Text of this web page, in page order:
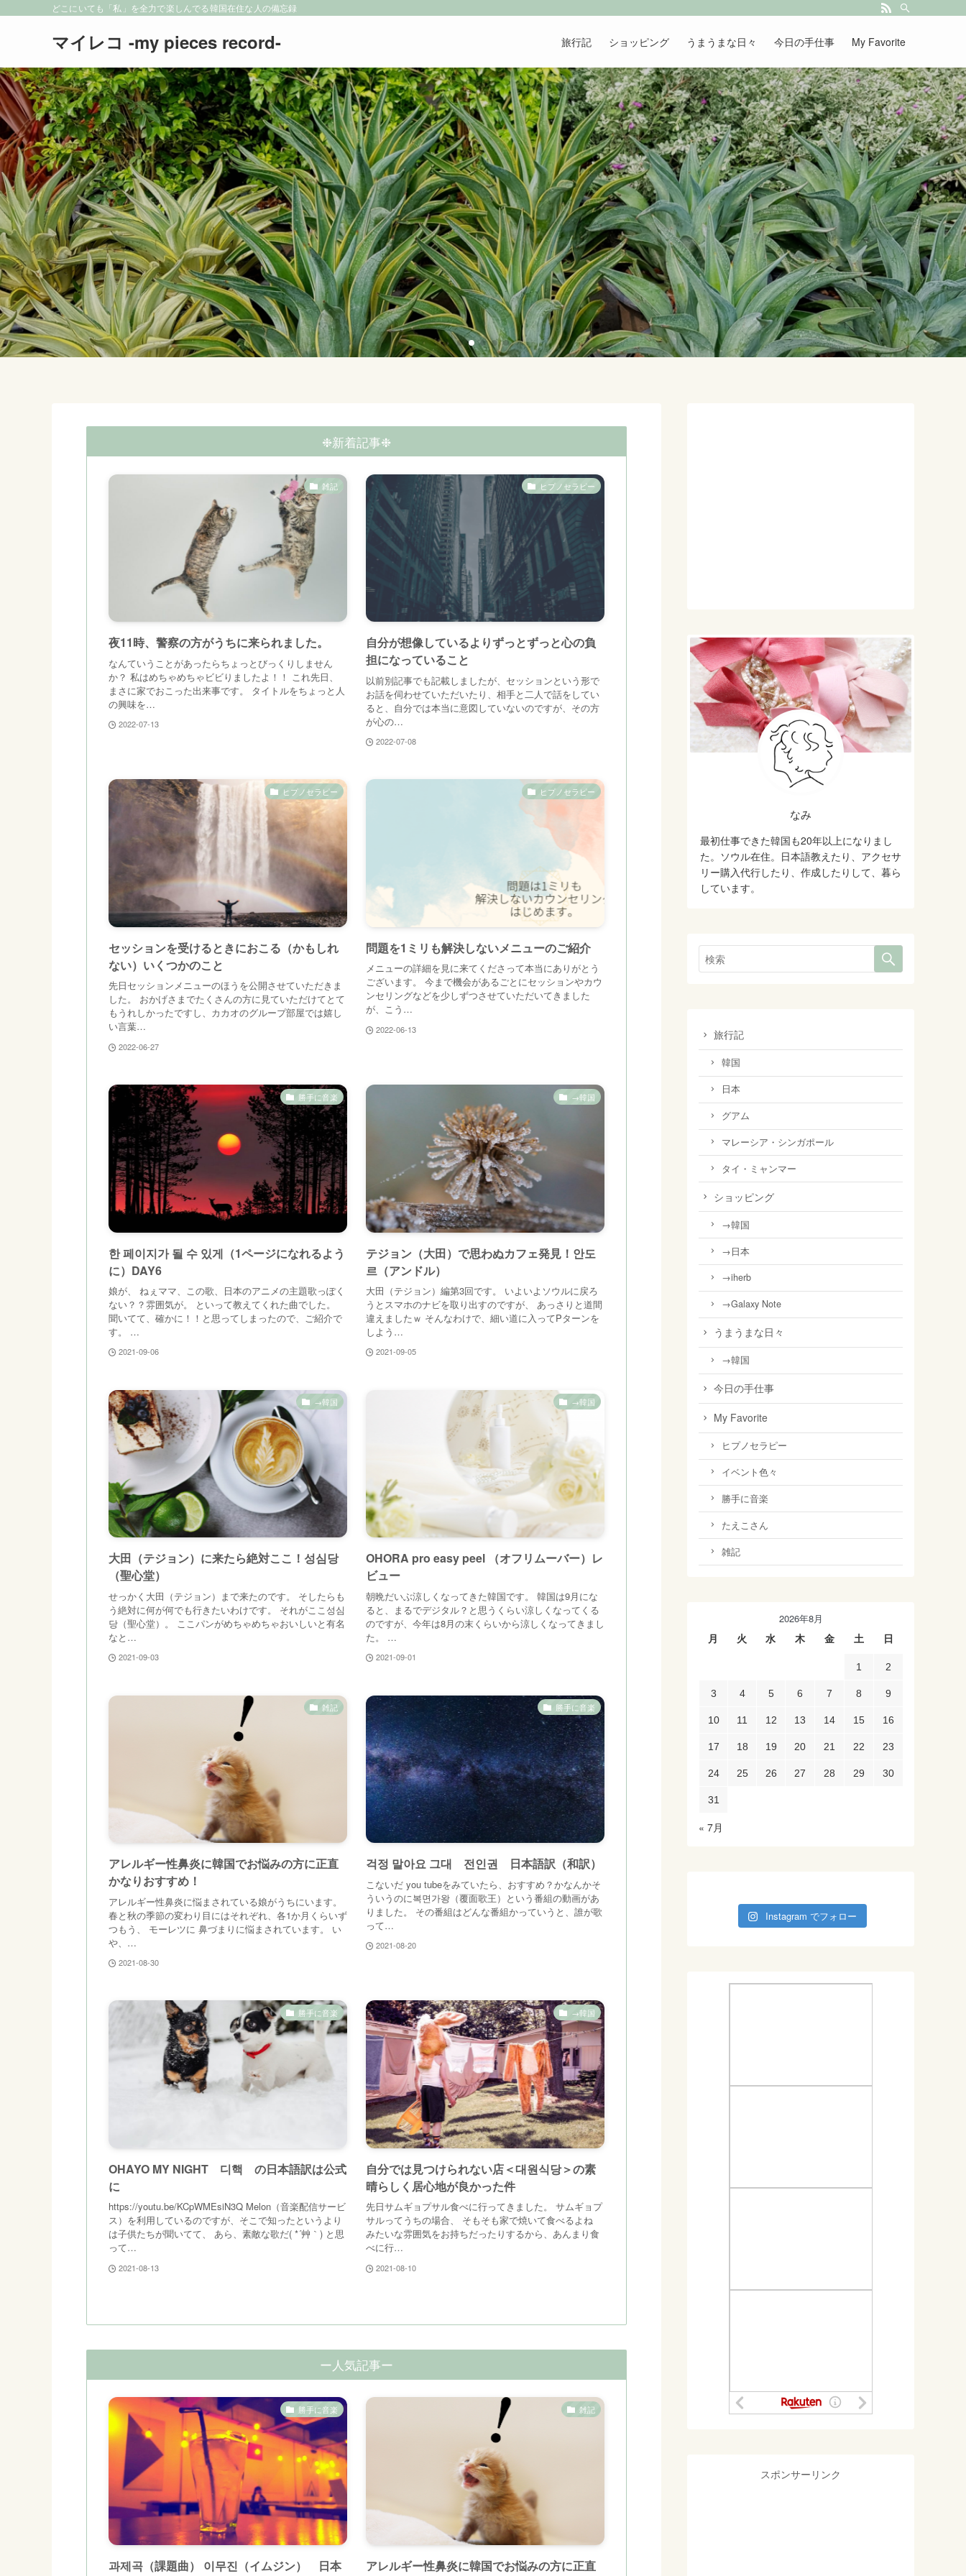
どこにいても「私」を全力で楽しんでる韓国在住な人の備忘録
マイレコ -my pieces record- 旅行記 ショッピング うまうまな日々 今日の手仕事 My Favorite
❉新着記事❉
雑記
夜11時、警察の方がうちに来られました。
なんていうことがあったらちょっとびっくりしません
か？ 私はめちゃめちゃビビりましたよ！！ これ先日、
まさに家でおこった出来事です。 タイトルをちょっと人
の興味を…
2022-07-13
ヒプノセラピー
自分が想像しているよりずっとずっと心の負
担になっていること
以前別記事でも記載しましたが、セッションという形で
お話を伺わせていただいたり、相手と二人で話をしてい
ると、自分では本当に意図していないのですが、その方
が心の…
2022-07-08
ヒプノセラピー
セッションを受けるときにおこる（かもしれ
ない）いくつかのこと
先日セッションメニューのほうを公開させていただきま
した。 おかげさまでたくさんの方に見ていただけてとて
もうれしかったですし、カカオのグループ部屋では嬉し
い言葉…
2022-06-27
ヒプノセラピー
問題を1ミリも解決しないメニューのご紹介
メニューの詳細を見に来てくださって本当にありがとう
ございます。 今まで機会があるごとにセッションやカウ
ンセリングなどを少しずつさせていただいてきました
が、こう…
2022-06-13
勝手に音楽
한 페이지가 될 수 있게（1ページになれるよう
に）DAY6
娘が、 ねぇママ、この歌、日本のアニメの主題歌っぽく
ない？？雰囲気が。 といって教えてくれた曲でした。
聞いてて、確かに！！と思ってしまったので、ご紹介で
す。 …
2021-09-06
→韓国
テジョン（大田）で思わぬカフェ発見！안도
르（アンドル）
大田（テジョン）編第3回です。 いよいよソウルに戻ろ
うとスマホのナビを取り出すのですが、 あっさりと道間
違えましたｗ そんなわけで、細い道に入ってPターンを
しよう…
2021-09-05
→韓国
大田（テジョン）に来たら絶対ここ！성심당
（聖心堂）
せっかく大田（テジョン）まで来たのです。 そしたらも
う絶対に何が何でも行きたいわけです。 それがここ성심
당（聖心堂）。 ここパンがめちゃめちゃおいしいと有名
なと…
2021-09-03
→韓国
OHORA pro easy peel （オフリムーバー）レ
ビュー
朝晩だいぶ涼しくなってきた韓国です。 韓国は9月にな
ると、まるでデジタル？と思うくらい涼しくなってくる
のですが、今年は8月の末くらいから涼しくなってきまし
た。 …
2021-09-01
雑記
アレルギー性鼻炎に韓国でお悩みの方に正直
かなりおすすめ！
アレルギー性鼻炎に悩まされている娘がうちにいます。
春と秋の季節の変わり目にはそれぞれ、各1か月くらいず
つもう、 モーレツに 鼻づまりに悩まされています。 い
や、…
2021-08-30
勝手に音楽
걱정 말아요 그대 전인권 日本語訳（和訳）
こないだ you tubeをみていたら、おすすめ？かなんかそ
ういうのに복면가왕（覆面歌王）という番組の動画があ
りました。 その番組はどんな番組かっていうと、誰が歌
って…
2021-08-20
勝手に音楽
OHAYO MY NIGHT 디핵 の日本語訳は公式
に
https://youtu.be/KCpWMEsiN3Q Melon（音楽配信サービ
ス）を利用しているのですが、そこで知ったというより
は子供たちが聞いてて、 あら、素敵な歌だ( *´艸｀) と思
って…
2021-08-13
→韓国
自分では見つけられない店＜대원식당＞の素
晴らしく居心地が良かった件
先日サムギョプサル食べに行ってきました。 サムギョプ
サルってうちの場合、 そもそも家で焼いて食べるよね
みたいな雰囲気をお持ちだったりするから、あんまり食
べに行…
2021-08-10
ー人気記事ー
勝手に音楽
과제곡（課題曲） 이무진（イムジン） 日本
雑記
アレルギー性鼻炎に韓国でお悩みの方に正直
なみ
最初仕事できた韓国も20年以上になりまし
た。ソウル在住。日本語教えたり、アクセサ
リー購入代行したり、作成したりして、暮ら
しています。
旅行記
韓国
日本
グアム
マレーシア・シンガポール
タイ・ミャンマー
ショッピング
→韓国
→日本
→iherb
→Galaxy Note
うまうまな日々
→韓国
今日の手仕事
My Favorite
ヒプノセラピー
イベント色々
勝手に音楽
たえこさん
雑記
2026年8月
月 火 水 木 金 土 日
1 2
3 4 5 6 7 8 9
10 11 12 13 14 15 16
17 18 19 20 21 22 23
24 25 26 27 28 29 30
31
« 7月
Instagram でフォロー
スポンサーリンク